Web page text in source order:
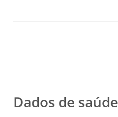
Dados de saúde